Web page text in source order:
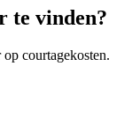
te vinden?
courtagekosten.